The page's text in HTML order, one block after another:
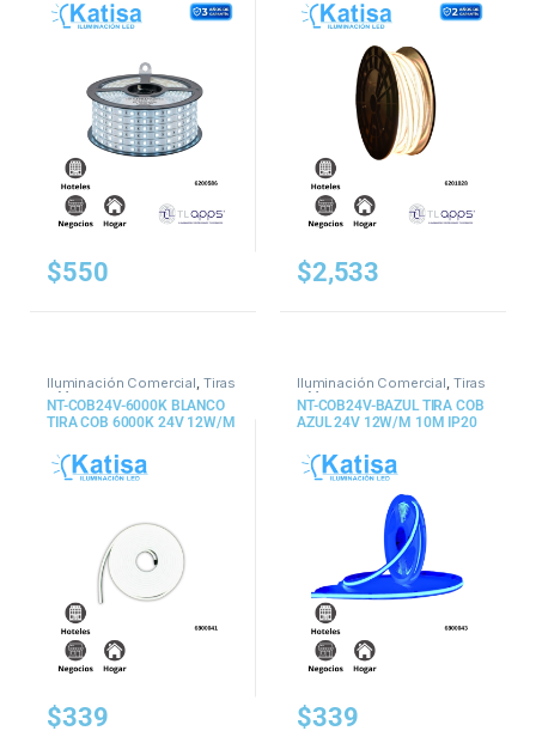
5M
$550
EXTERIOR 25 M
$2,533
Iluminación Comercial, Tiras
y Mangueras
NT-COB24V-6000K BLANCO
TIRA COB 6000K 24V 12W/M
$339
Iluminación Comercial, Tiras
y Mangueras
NT-COB24V-BAZUL TIRA COB
AZUL 24V 12W/M 10M IP20
$339